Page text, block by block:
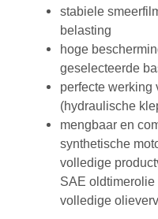
stabiele
belasting
hoge
geselecteerde
perfecte werking
(hydraulische
mengbaar en
synthetische
volledige
SAE oldtimerolie
volledige